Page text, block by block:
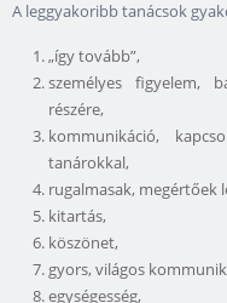
A leggyakoribb tanácsok
„így tovább”,
személyes figyelem,
részére,
kommunikáció,
tanárokkal,
rugalmasak, megértőek
kitartás,
köszönet,
gyors, világos
egységesség,